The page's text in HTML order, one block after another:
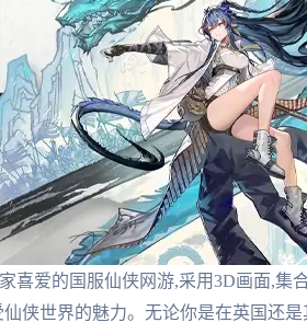
喜爱的国服仙侠网游,采用3D画面,集
侠世界的魅力。无论你是在英国还